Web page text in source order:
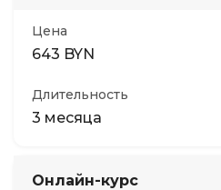
Цена
643 BYN
Длительность
3 месяца
Онлайн-курс